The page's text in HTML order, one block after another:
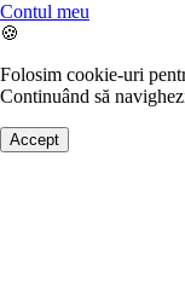
Contul meu
🍪
Folosim cookie-uri
Continuând să
Accept